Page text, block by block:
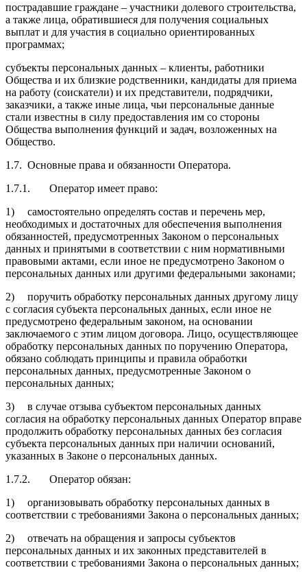
пострадавшие граждане – участники долевого строительства,
а также лица, обратившиеся для получения социальных
выплат и для участия в социально ориентированных
программах;
субъекты персональных данных – клиенты, работники
Общества и их близкие родственники, кандидаты для приема
на работу (соискатели) и их представители, подрядчики,
заказчики, а также иные лица, чьи персональные данные
стали известны в силу предоставления им со стороны
Общества выполнения функций и задач, возложенных на
Общество.
1.7. Основные права и обязанности Оператора.
1.7.1.
Оператор имеет право:
1)
самостоятельно определять состав и перечень мер,
необходимых и достаточных для обеспечения выполнения
обязанностей, предусмотренных Законом о персональных
данных и принятыми в соответствии с ним нормативными
правовыми актами, если иное не предусмотрено Законом о
персональных данных или другими федеральными законами;
2)
поручить обработку персональных данных другому лицу
с согласия субъекта персональных данных, если иное не
предусмотрено федеральным законом, на основании
заключаемого с этим лицом договора. Лицо, осуществляющее
обработку персональных данных по поручению Оператора,
обязано соблюдать принципы и правила обработки
персональных данных, предусмотренные Законом о
персональных данных;
3)
в случае отзыва субъектом персональных данных
согласия на обработку персональных данных Оператор вправе
продолжить обработку персональных данных без согласия
субъекта персональных данных при наличии оснований,
указанных в Законе о персональных данных.
1.7.2.
Оператор обязан:
1)
организовывать обработку персональных данных в
соответствии с требованиями Закона о персональных данных;
2)
отвечать на обращения и запросы субъектов
персональных данных и их законных представителей в
соответствии с требованиями Закона о персональных данных;